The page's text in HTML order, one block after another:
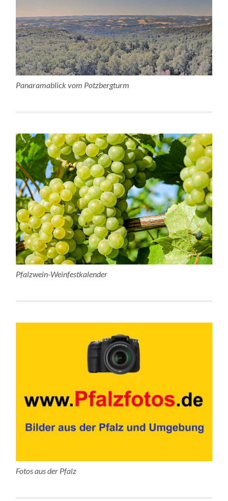
Panaramablick vom Potzbergturm
Pfalzwein-Weinfestkalender
Fotos aus der Pfalz